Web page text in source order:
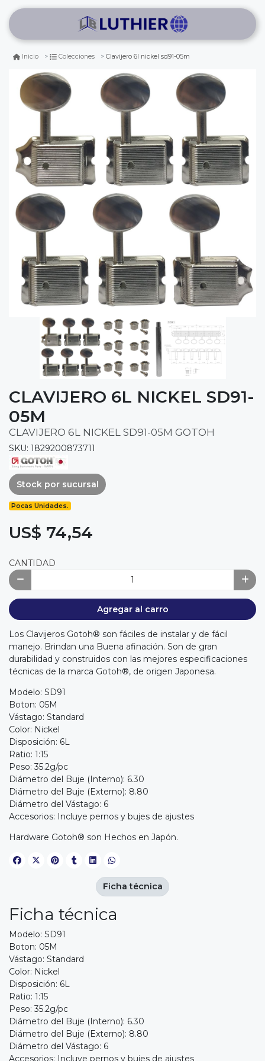
Inicio Colecciones Clavijero 6l nickel sd91-05m
CLAVIJERO 6L NICKEL SD91-
05M
CLAVIJERO 6L NICKEL SD91-05M GOTOH
SKU: 1829200873711
Stock por sucursal
Pocas Unidades.
US$ 74,54
CANTIDAD
Agregar al carro
Los Clavijeros Gotoh® son fáciles de instalar y de fácil
manejo. Brindan una Buena afinación. Son de gran
durabilidad y construidos con las mejores especificaciones
técnicas de la marca Gotoh®, de origen Japonesa.
Modelo: SD91
Boton: 05M
Vástago: Standard
Color: Nickel
Disposición: 6L
Ratio: 1:15
Peso: 35.2g/pc
Diámetro del Buje (Interno): 6.30
Diámetro del Buje (Externo): 8.80
Diámetro del Vástago: 6
Accesorios: Incluye pernos y bujes de ajustes
Hardware Gotoh® son Hechos en Japón.
Ficha técnica
Modelo: SD91
Boton: 05M
Vástago: Standard
Color: Nickel
Disposición: 6L
Ratio: 1:15
Peso: 35.2g/pc
Diámetro del Buje (Interno): 6.30
Diámetro del Buje (Externo): 8.80
Diámetro del Vástago: 6
Accesorios: Incluye pernos y bujes de ajustes
Ficha técnica